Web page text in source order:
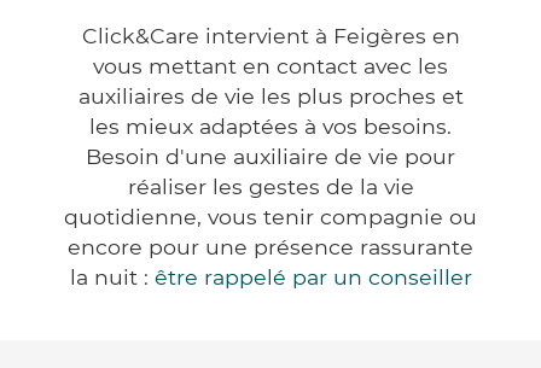
Click&Care intervient à Feigères en
vous mettant en contact avec les
auxiliaires de vie les plus proches et
les mieux adaptées à vos besoins.
Besoin d'une auxiliaire de vie pour
réaliser les gestes de la vie
quotidienne, vous tenir compagnie ou
encore pour une présence rassurante
la nuit : être rappelé par un conseiller